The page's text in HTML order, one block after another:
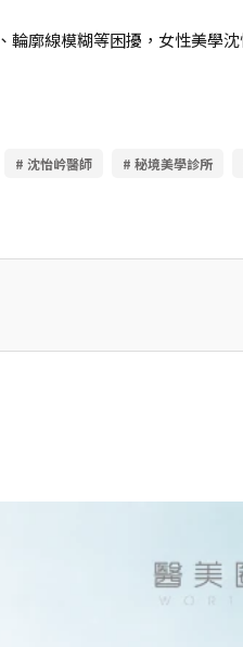
廓線模糊等困擾，女性美學
# 沈怡岒醫師 # 秘境美學診所